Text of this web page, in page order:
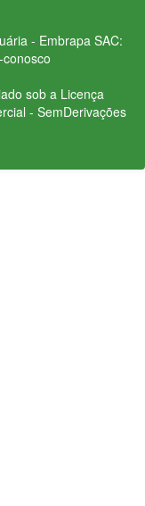
- Embrapa SAC:
sob a Licença
- SemDerivações